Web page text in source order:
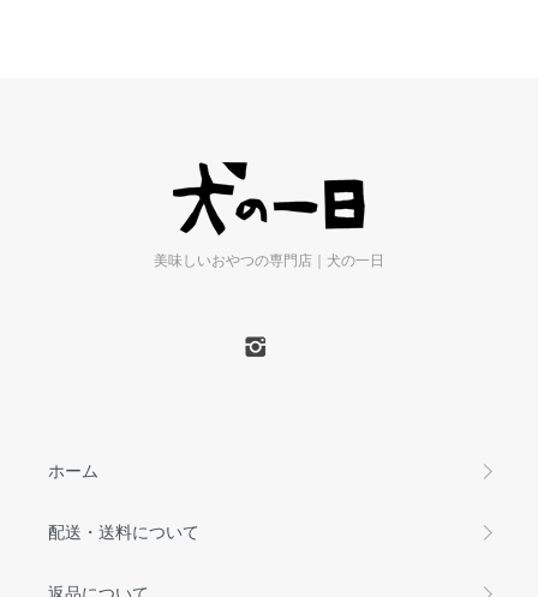
美味しいおやつの専門店｜犬の一日
ホーム
配送・送料について
返品について